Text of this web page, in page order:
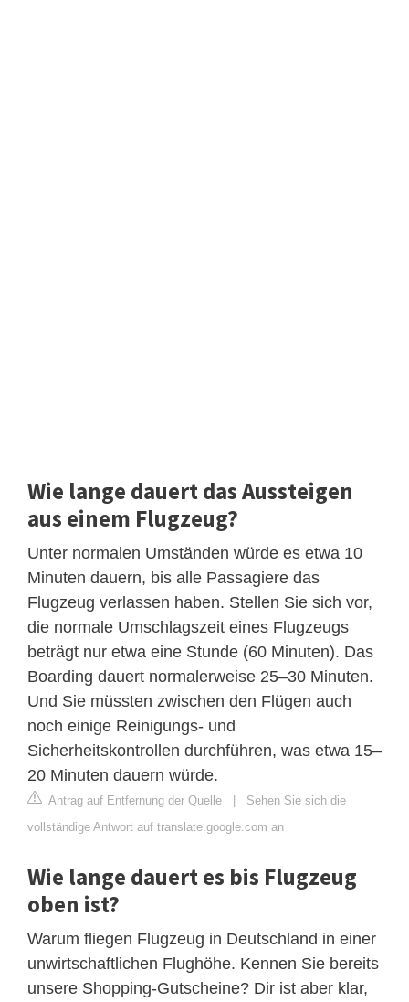
Wie lange dauert das Aussteigen
aus einem Flugzeug?
Unter normalen Umständen würde es etwa 10
Minuten dauern, bis alle Passagiere das
Flugzeug verlassen haben. Stellen Sie sich vor,
die normale Umschlagszeit eines Flugzeugs
beträgt nur etwa eine Stunde (60 Minuten). Das
Boarding dauert normalerweise 25–30 Minuten.
Und Sie müssten zwischen den Flügen auch
noch einige Reinigungs- und
Sicherheitskontrollen durchführen, was etwa 15–
20 Minuten dauern würde.
Antrag auf Entfernung der Quelle | Sehen Sie sich die
vollständige Antwort auf translate.google.com an
Wie lange dauert es bis Flugzeug
oben ist?
Warum fliegen Flugzeug in Deutschland in einer
unwirtschaftlichen Flughöhe. Kennen Sie bereits
unsere Shopping-Gutscheine? Dir ist aber klar,